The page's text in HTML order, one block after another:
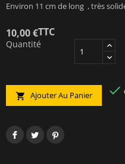
Environ 11 cm de long , très
10,00 €TTC
Quantité
 Ajouter Au Panier 